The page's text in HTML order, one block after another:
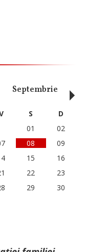
Septembrie
S
D
01
02
08
09
15
16
22
23
29
30